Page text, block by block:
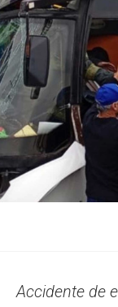
Accidente de